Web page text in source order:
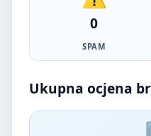
0
SPAM
Ukupna ocjena